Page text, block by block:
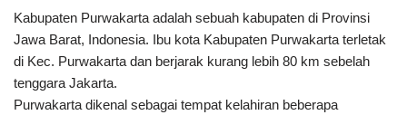
Kabupaten Purwakarta adalah sebuah kabupaten di Provinsi
Jawa Barat, Indonesia. Ibu kota Kabupaten Purwakarta terletak
di Kec. Purwakarta dan berjarak kurang lebih 80 km sebelah
tenggara Jakarta.
Purwakarta dikenal sebagai tempat kelahiran beberapa